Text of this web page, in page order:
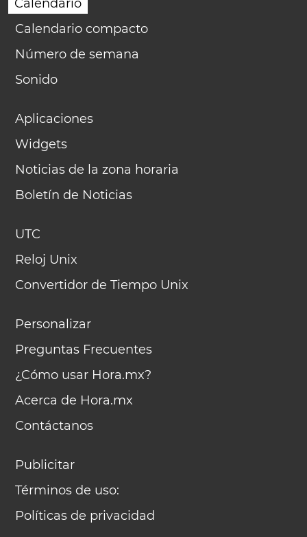
Calendario
Calendario compacto
Número de semana
Sonido
Aplicaciones
Widgets
Noticias de la zona horaria
Boletín de Noticias
UTC
Reloj Unix
Convertidor de Tiempo Unix
Personalizar
Preguntas Frecuentes
¿Cómo usar Hora.mx?
Acerca de Hora.mx
Contáctanos
Publicitar
Términos de uso:
Políticas de privacidad